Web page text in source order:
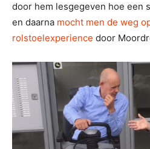
door hem lesgegeven hoe een
en daarna mocht men de weg
rolstoelexperience door